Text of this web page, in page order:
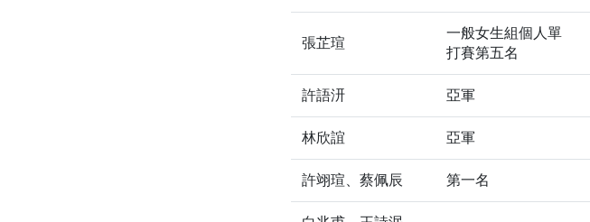
一般女生組個人單
打賽第五名
亞軍
亞軍
第一名